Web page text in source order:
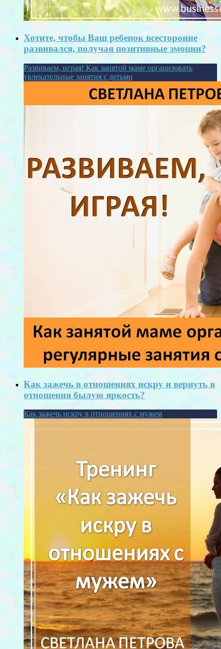
Хотите, чтобы Ваш ребенок всесторонне
развивался, получая позитивные эмоции?
Развиваем, играя! Как занятой маме организовать
увлекательные занятия с детьми
Как зажечь в отношениях искру и вернуть в
отношения былую яркость?
Как зажечь искру в отношениях с мужем